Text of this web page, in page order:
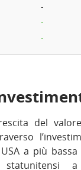
-
-
-
del
a più bassa